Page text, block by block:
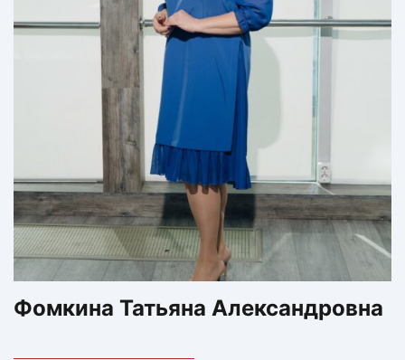
Фомкина Татьяна Александровна